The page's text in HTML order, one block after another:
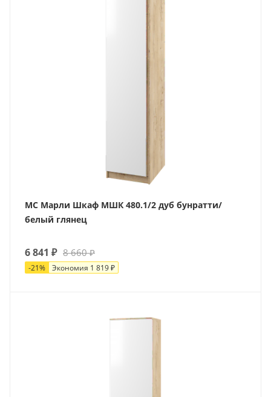
МС Марли Шкаф МШК 480.1/2 дуб бунратти/
белый глянец
6 841 ₽ 8 660₽
-21% Экономия 1 819₽